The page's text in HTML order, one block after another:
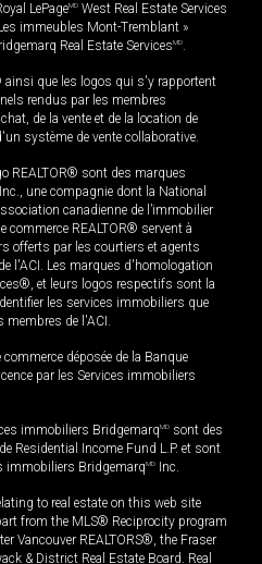
LePageMD West Real Estate Services
immeubles Mont-Tremblant »
Real Estate ServicesMD.
ainsi que les logos qui s'y rapportent
rendus par les membres
de la vente et de la location de
système de vente collaborative.
REALTOR® sont des marques
une compagnie dont la National
canadienne de l’immobilier
commerce REALTOR® servent à
offerts par les courtiers et agents
l'ACI. Les marques d'homologation
et leurs logos respectifs sont la
les services immobiliers que
membres de l'ACI.
déposée de la Banque
par les Services immobiliers
immobiliers BridgemarqMD sont des
Residential Income Fund L.P. et sont
immobiliers BridgemarqMD Inc.
to real estate on this web site
from the MLS® Reciprocity program
Vancouver REALTORS®, the Fraser
& District Real Estate Board. Real